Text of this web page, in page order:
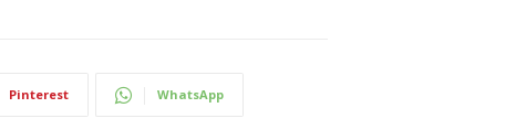
Pinterest WhatsApp